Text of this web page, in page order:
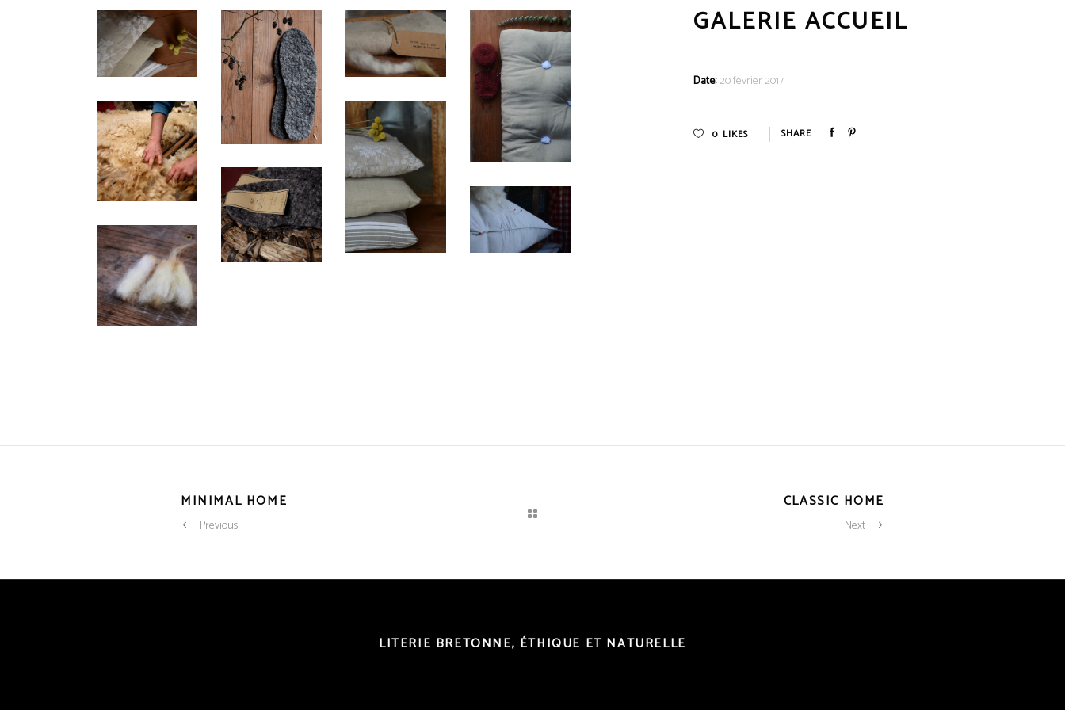
GALERIE ACCUEIL
Date:20 février 2017
0 LIKES
MINIMAL HOME
Previous
CLASSIC HOME
Next
LITERIE BRETONNE, ÉTHIQUE ET NATURELLE